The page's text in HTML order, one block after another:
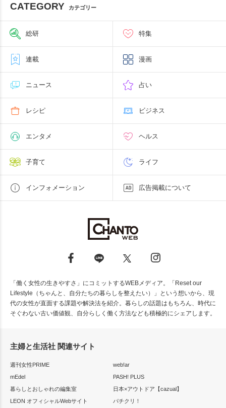
CATEGORY カテゴリー
総研 特集
連載 漫画
ニュース 占い
レシピ ビジネス
エンタメ ヘルス
子育て ライフ
インフォメーション 広告掲載について
「働く女性の生きやすさ」にコミットするWEBメディア。「Reset our
Lifestyle（ちゃんと、自分たちの暮らしを整えたい）」という想いから、現
代の女性が直面する課題や解決法を紹介。暮らしの話題はもちろん、時代に
そぐわない古い価値観、自分らしく働く方法なども積極的にシェアします。
主婦と生活社 関連サイト
週刊女性PRIME
web!ar
mEdel
PASH! PLUS
暮らしとおしゃれの編集室
日本×アウトドア【cazual】
LEON オフィシャルWebサイト
パチクリ！